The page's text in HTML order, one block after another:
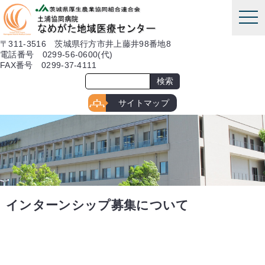
本文へ
〒311-3516 茨城県行方市井上藤井98番地8
電話番号 0299-56-0600(代)
FAX番号 0299-37-4111
サイトマップ
インターンシップ募集について